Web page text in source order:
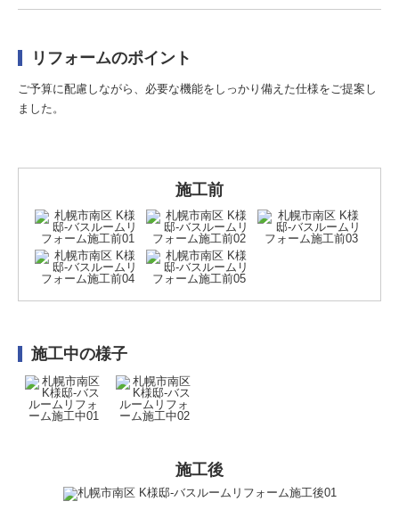
リフォームのポイント
ご予算に配慮しながら、必要な機能をしっかり備えた仕様をご提案し
ました。
施工前
施工中の様子
施工後